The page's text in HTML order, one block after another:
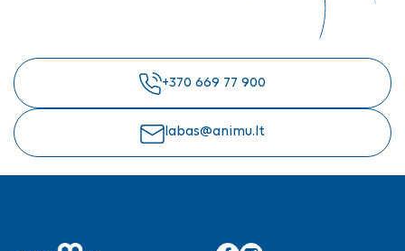
+370 669 77 900
labas@animu.lt